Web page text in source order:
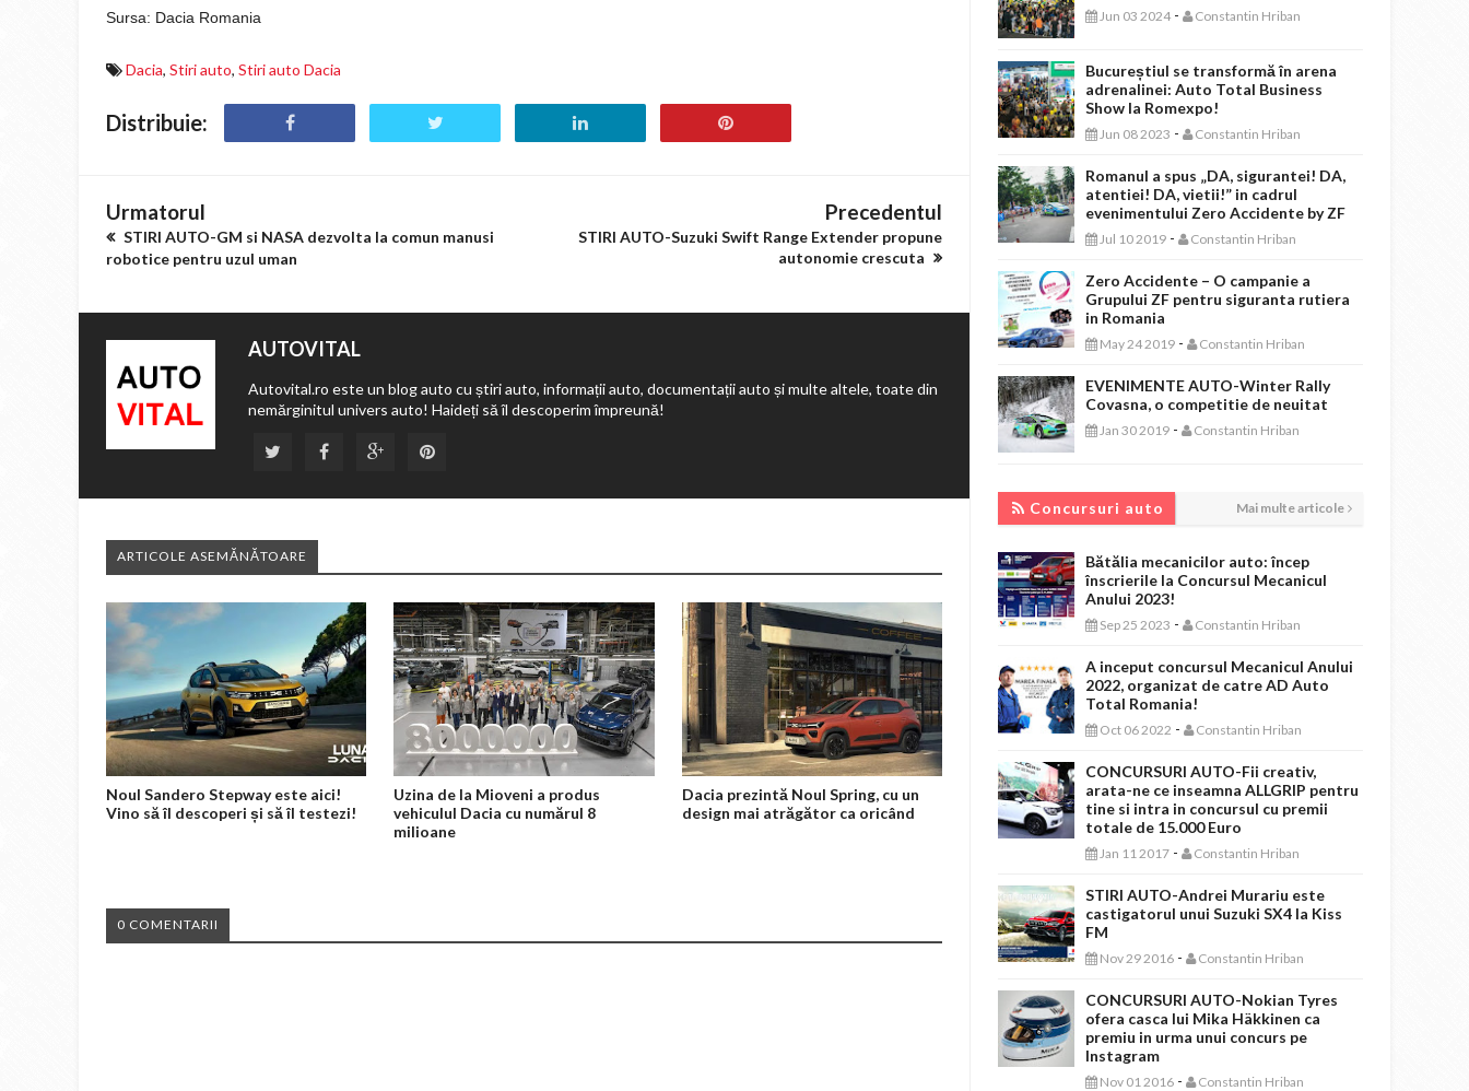
Sursa: Dacia Romania
Dacia, Stiri auto, Stiri auto Dacia
Distribuie:
Urmatorul
STIRI AUTO-GM si NASA dezvolta la comun manusi
robotice pentru uzul uman
Precedentul
STIRI AUTO-Suzuki Swift Range Extender propune
autonomie crescuta
AUTOVITAL
Autovital.ro este un blog auto cu știri auto, informații auto, documentații auto și multe altele, toate din
nemărginitul univers auto! Haideți să îl descoperim împreună!
ARTICOLE ASEMĂNĂTOARE
Noul Sandero Stepway este aici!
Vino să îl descoperi și să îl testezi!
Uzina de la Mioveni a produs
vehiculul Dacia cu numărul 8
milioane
Dacia prezintă Noul Spring, cu un
design mai atrăgător ca oricând
0 COMENTARII
Jun 03 2024 - Constantin Hriban
Bucureștiul se transformă în arena
adrenalinei: Auto Total Business
Show la Romexpo!
Jun 08 2023 - Constantin Hriban
Romanul a spus „DA, sigurantei! DA,
atentiei! DA, vietii!” in cadrul
evenimentului Zero Accidente by ZF
Jul 10 2019 - Constantin Hriban
Zero Accidente – O campanie a
Grupului ZF pentru siguranta rutiera
in Romania
May 24 2019 - Constantin Hriban
EVENIMENTE AUTO-Winter Rally
Covasna, o competitie de neuitat
Jan 30 2019 - Constantin Hriban
Concursuri auto Mai multe articole
Bătălia mecanicilor auto: încep
înscrierile la Concursul Mecanicul
Anului 2023!
Sep 25 2023 - Constantin Hriban
A inceput concursul Mecanicul Anului
2022, organizat de catre AD Auto
Total Romania!
Oct 06 2022 - Constantin Hriban
CONCURSURI AUTO-Fii creativ,
arata-ne ce inseamna ALLGRIP pentru
tine si intra in concursul cu premii
totale de 15.000 Euro
Jan 11 2017 - Constantin Hriban
STIRI AUTO-Andrei Murariu este
castigatorul unui Suzuki SX4 la Kiss
FM
Nov 29 2016 - Constantin Hriban
CONCURSURI AUTO-Nokian Tyres
ofera casca lui Mika Häkkinen ca
premiu in urma unui concurs pe
Instagram
Nov 01 2016 - Constantin Hriban